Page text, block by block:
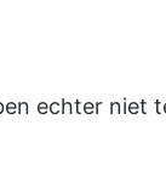
echter niet